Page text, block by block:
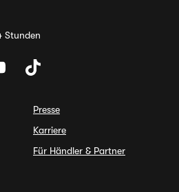
Stunden
Presse
Karriere
Für Händler & Partner